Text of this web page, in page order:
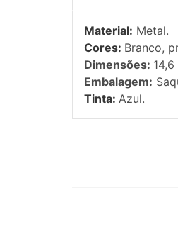
Material: Metal.
Cores: Branco,
Dimensões:
Embalagem:
Tinta: Azul.